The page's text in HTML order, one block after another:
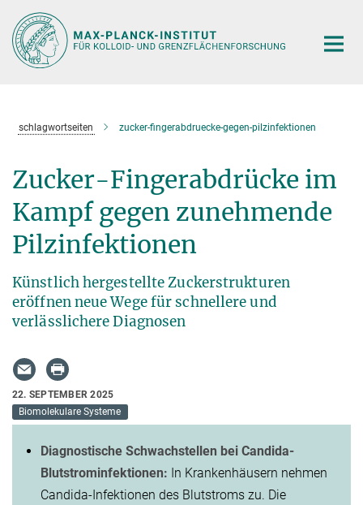
Hauptinhalt
schlagwortseiten zucker-fingerabdruecke-gegen-pilzinfektionen
Zucker-Fingerabdrücke im
Kampf gegen zunehmende
Pilzinfektionen
Künstlich hergestellte Zuckerstrukturen
eröffnen neue Wege für schnellere und
verlässlichere Diagnosen
22. SEPTEMBER 2025
Biomolekulare Systeme
Diagnostische Schwachstellen bei Candida-
Blutstrominfektionen: In Krankenhäusern nehmen
Candida-Infektionen des Blutstroms zu. Die